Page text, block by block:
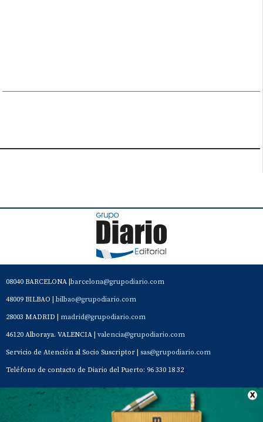
08040 BARCELONA | barcelona@grupodiario.com
48009 BILBAO | bilbao@grupodiario.com
28003 MADRID | madrid@grupodiario.com
46120 Alboraya. VALENCIA | valencia@grupodiario.com
Servicio de Atención al Socio Suscriptor | sas@grupodiario.com
Teléfono de contacto de Diario del Puerto: 96 330 18 32
Contacto Aviso Legal Quiénes somos Política de privacidad